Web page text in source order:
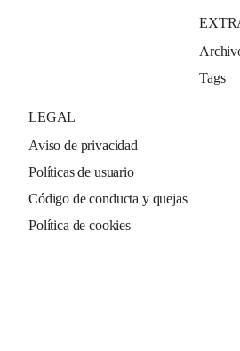
Tags
LEGAL
Aviso de privacidad
Políticas de usuario
Código de conducta y quejas
Política de cookies